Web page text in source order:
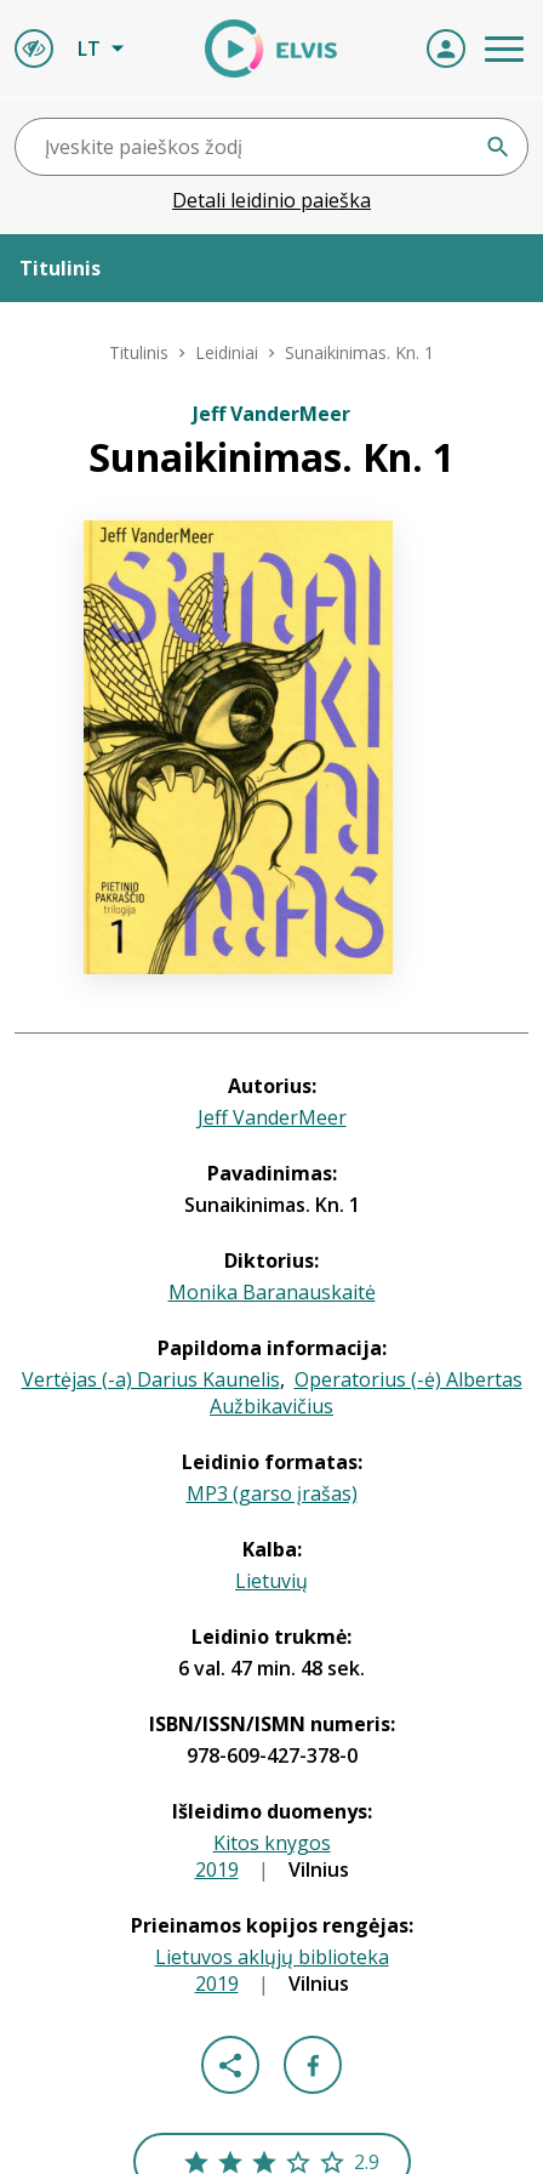
LT
Detali leidinio paieška
Titulinis
ELVIS atvyksta
Naujienos
Bibliotekoms
Titulinis Leidiniai Sunaikinimas. Kn. 1
Jeff VanderMeer
Sunaikinimas. Kn. 1
Autorius:
Jeff VanderMeer
Pavadinimas:
Sunaikinimas. Kn. 1
Diktorius:
Monika Baranauskaitė
Papildoma informacija:
Vertėjas (-a) Darius Kaunelis, Operatorius (-ė) Albertas
Aužbikavičius
Leidinio formatas:
MP3 (garso įrašas)
Kalba:
Lietuvių
Leidinio trukmė:
6 val. 47 min. 48 sek.
ISBN/ISSN/ISMN numeris:
978-609-427-378-0
Išleidimo duomenys:
Kitos knygos
2019 | Vilnius
Prieinamos kopijos rengėjas:
Lietuvos aklųjų biblioteka
2019 | Vilnius
2.9